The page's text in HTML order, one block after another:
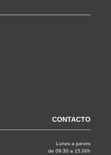
CONTACTO
Lunes a jueves
de 09:30 a 15.00h